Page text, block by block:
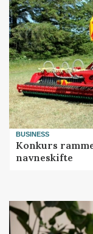
BUSINESS
Konkurs
navneskifte